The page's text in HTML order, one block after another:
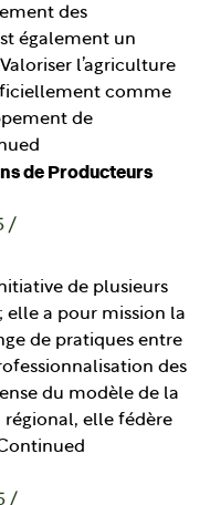
des
également un
l’agriculture
comme
de
de Producteurs
/
de plusieurs
elle a pour mission la
de pratiques entre
des
du modèle de la
régional, elle fédère
/